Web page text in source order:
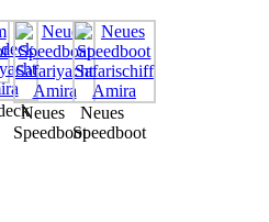
Neues
Speedboot
Neues
Speedboot